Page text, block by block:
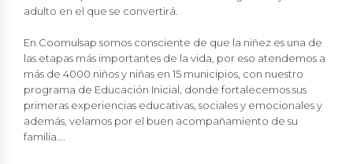
adulto en el que se convertirá.
En Coomulsap somos consciente de que la niñez es una de
las etapas más importantes de la vida, por eso atendemos a
más de 4000 niños y niñas en 15 municipios, con nuestro
programa de Educación Inicial , donde fortalecemos sus
primeras experiencias educativas, sociales y emocionales y
además, velamos por el buen acompañamiento de su
familia.…